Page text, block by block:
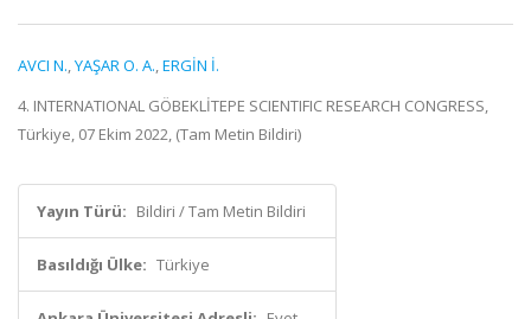
AVCI N.,YAŞAR O. A.,ERGİN İ.
4. INTERNATIONAL GÖBEKLİTEPE SCIENTIFIC RESEARCH CONGRESS,
Türkiye, 07 Ekim 2022, (Tam Metin Bildiri)
Yayın Türü: Bildiri / Tam Metin Bildiri
Basıldığı Ülke: Türkiye